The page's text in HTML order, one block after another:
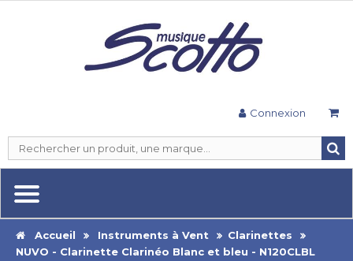
Connexion
Accueil Instruments à Vent
Clarinettes
NUVO - Clarinette Clarinéo Blanc et bleu - N120CLBL